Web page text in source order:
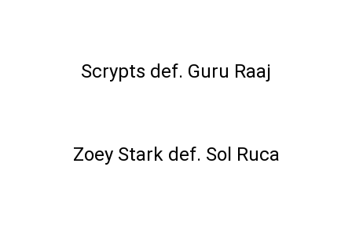
Scrypts def. Guru Raaj
Zoey Stark def. Sol Ruca